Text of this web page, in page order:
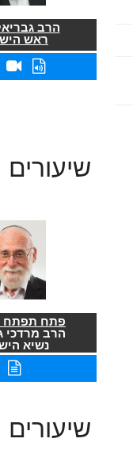
הרב
ראש
פתח תפתח
הרב מרדכי
נשיא